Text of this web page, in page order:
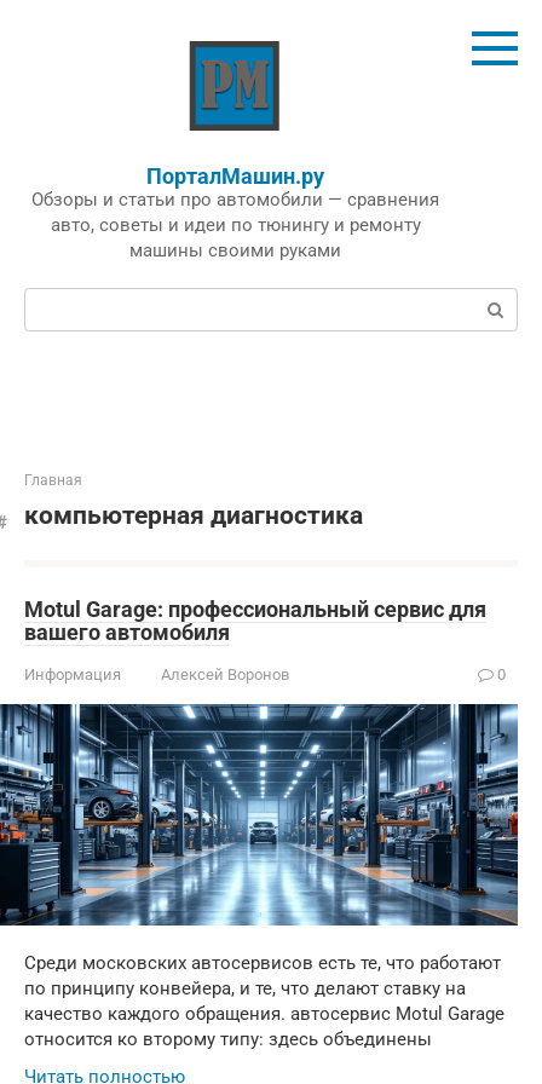
ПорталМашин.ру
Обзоры и статьи про автомобили — сравнения
авто, советы и идеи по тюнингу и ремонту
машины своими руками
Поиск:
Главная
компьютерная диагностика
Motul Garage: профессиональный сервис для
вашего автомобиля
Информация Алексей Воронов 0
Среди московских автосервисов есть те, что работают
по принципу конвейера, и те, что делают ставку на
качество каждого обращения. автосервис Motul Garage
относится ко второму типу: здесь объединены
Читать полностью